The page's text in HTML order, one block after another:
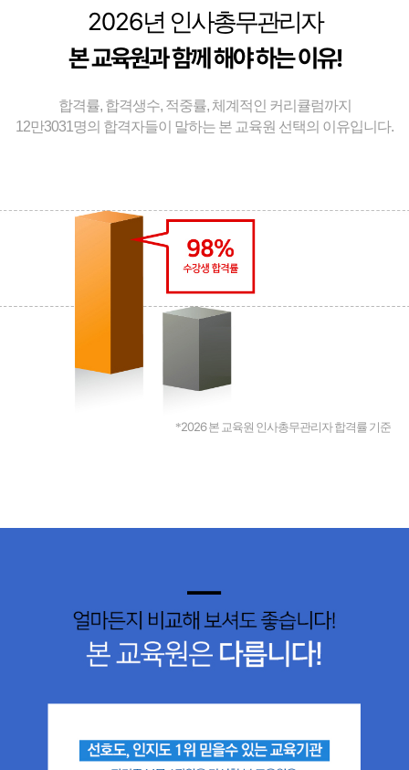
2026년 인사총무관리자
본 교육원과 함께 해야 하는 이유!
합격률, 합격생수, 적중률, 체계적인 커리큘럼까지
12만3031명의 합격자들이 말하는 본 교육원 선택의 이유입니다.
*2026본 교육원 인사총무관리자 합격률 기준